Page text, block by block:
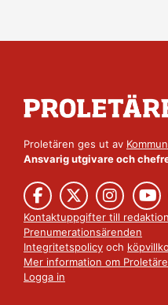
Proletären ges ut av
Ansvarig utgivare och
Kontaktuppgifter till
Prenumerationsärenden
Integritetspolicy och
Mer information om
Logga in